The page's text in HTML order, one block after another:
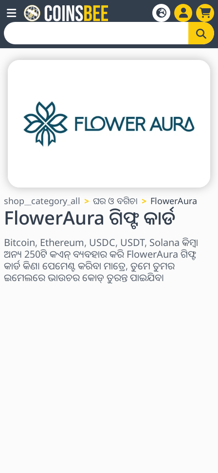
shop__category_all ଘର ଓ ବଗିଚା FlowerAura
FlowerAura ଗିଫ୍ଟ କାର୍ଡ
Bitcoin, Ethereum, USDC, USDT, Solana କିମ୍ବା
ଅନ୍ୟ 250ଟି କଏନ୍ ବ୍ୟବହାର କରି FlowerAura ଗିଫ୍ଟ
କାର୍ଡ କିଣ। ପେମେଣ୍ଟ କରିବା ମାତ୍ରେ, ତୁମେ ତୁମର
ଇମେଲରେ ଭାଉଚର କୋଡ୍ ତୁରନ୍ତ ପାଇଯିବ।